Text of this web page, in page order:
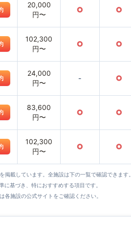
20,000
円〜
○ ○
102,300
円〜
○ ○
24,000
円〜
- ○
83,600
円〜
○ ○
102,300
円〜
○ ○
載しています。全施設は下の一覧で確認できます。
基づき、特におすすめする項目です。
施設の公式サイトをご確認ください。